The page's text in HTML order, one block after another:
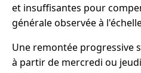
et insuffisantes pour
générale observée à
Une remontée progressive
à partir de mercredi ou